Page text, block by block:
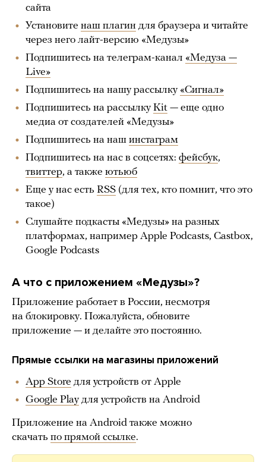
сайта
Установите наш плагин для браузера и читайте
через него лайт-версию «Медузы»
Подпишитесь на телеграм-канал «Медуза —
Live»
Подпишитесь на нашу рассылку «Сигнал»
Подпишитесь на рассылкуKit — еще одно
медиа от создателей «Медузы»
Подпишитесь на наш инстаграм
Подпишитесь на нас в соцсетях: фейсбук,
твиттер, а также ютьюб
Еще у нас есть RSS (для тех, кто помнит, что это
такое)
Слушайте подкасты «Медузы» на разных
платформах, например Apple Podcasts, Castbox,
Google Podcasts
А что с приложением «Медузы»?
Приложение работает в России, несмотря
на блокировку. Пожалуйста, обновите
приложение — и делайте это постоянно.
Прямые ссылки на магазины приложений
App Store для устройств от Apple
Google Playдля устройств на Android
️Приложение на Android также можно
скачать по прямой ссылке.